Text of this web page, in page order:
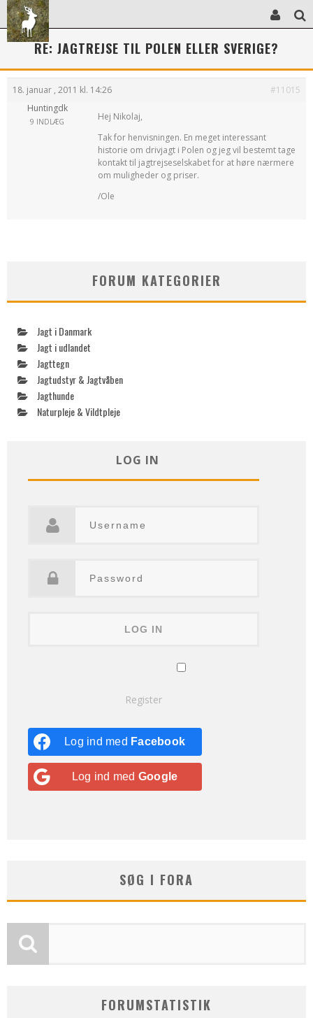
RE: JAGTREJSE TIL POLEN ELLER SVERIGE?
18. januar , 2011 kl. 14:26
#11015
Huntingdk
9 INDLÆG
Hej Nikolaj,
Tak for henvisningen. En meget interessant
historie om drivjagt i Polen og jeg vil bestemt tage
kontakt til jagtrejseselskabet for at høre nærmere
om muligheder og priser.
/Ole
FORUM KATEGORIER
Jagt i Danmark
Jagt i udlandet
Jagttegn
Jagtudstyr & Jagtvåben
Jagthunde
Naturpleje & Vildtpleje
LOG IN
Register
Log ind med Facebook
Log ind med Google
SØG I FORA
FORUMSTATISTIK